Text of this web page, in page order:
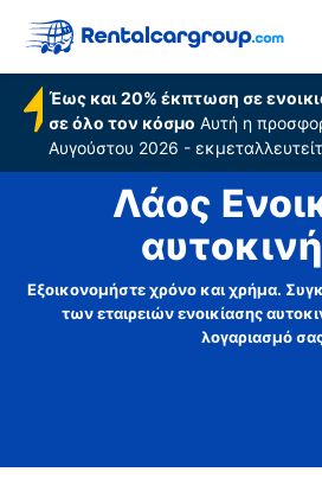
Έως και 20% έκπτωση σε
σε όλο τον κόσμο Αυτή η
Αυγούστου 2026 -
Λάος
Εξοικονομήστε χρόνο και χρήμα.
των εταιρειών ενοικίασης
λογαριασμό